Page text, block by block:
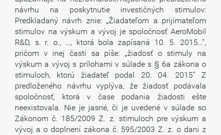
návrhu na poskytnutie investičných stimulov:
Predkladaný návrh znie: „Žiadateľom a prijímateľom
stimulov na výskum a vývoj je spoločnosť AeroMobil
R&D, s. r. o., …, ktorá bola zapísaná 10. 5. 2015…“,
pričom v inej časti sa píše: „žiadosť o stimuly na
výskum a vývoj s prílohami v súlade s § 6a zákona o
stimuloch, ktorú žiadateľ podal 20. 04. 2015“ Z
predloženého návrhu vyplýva, že žiadosť podávala
spoločnosť, ktorá v čase podania žiadosti ešte
neexistovala. Nie je jasné, či je uvedené v súlade so
Zákonom č. 185/2009 Z. z. stimuloch pre výskum a
vývoj a o doplnení zákona č. 595/2003 Z. z. o dani z